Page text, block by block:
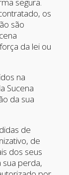
os
são
da lei ou
na
Sucena
da sua
de
de
dos seus
perda,